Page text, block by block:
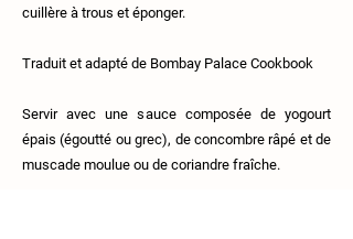
cuillère à trous et éponger.
Traduit et adapté de Bombay Palace Cookbook
Servir avec une sauce composée de yogourt
épais (égoutté ou grec), de concombre râpé et de
muscade moulue ou de coriandre fraîche.